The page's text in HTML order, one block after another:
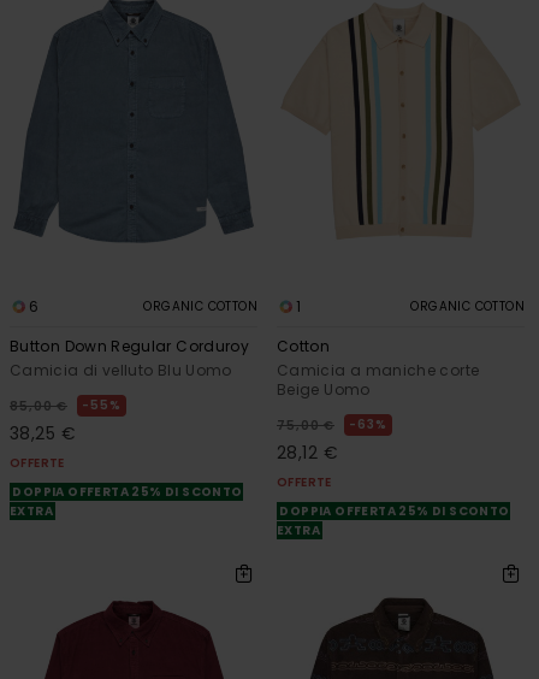
6 ORGANIC COTTON
Button Down Regular Corduroy
Camicia di velluto Blu Uomo
85,00 € 55%
38,25 €
OFFERTE
DOPPIA OFFERTA 25% DI SCONTO
EXTRA
1 ORGANIC COTTON
Cotton
Camicia a maniche corte
Beige Uomo
75,00 € 63%
28,12 €
OFFERTE
DOPPIA OFFERTA 25% DI SCONTO
EXTRA